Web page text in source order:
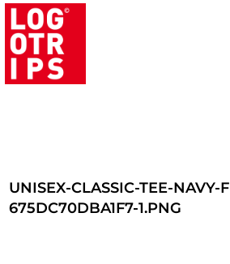
UNISEX-CLASSIC-TEE-NAVY-
675DC70DBA1F7-1.PNG